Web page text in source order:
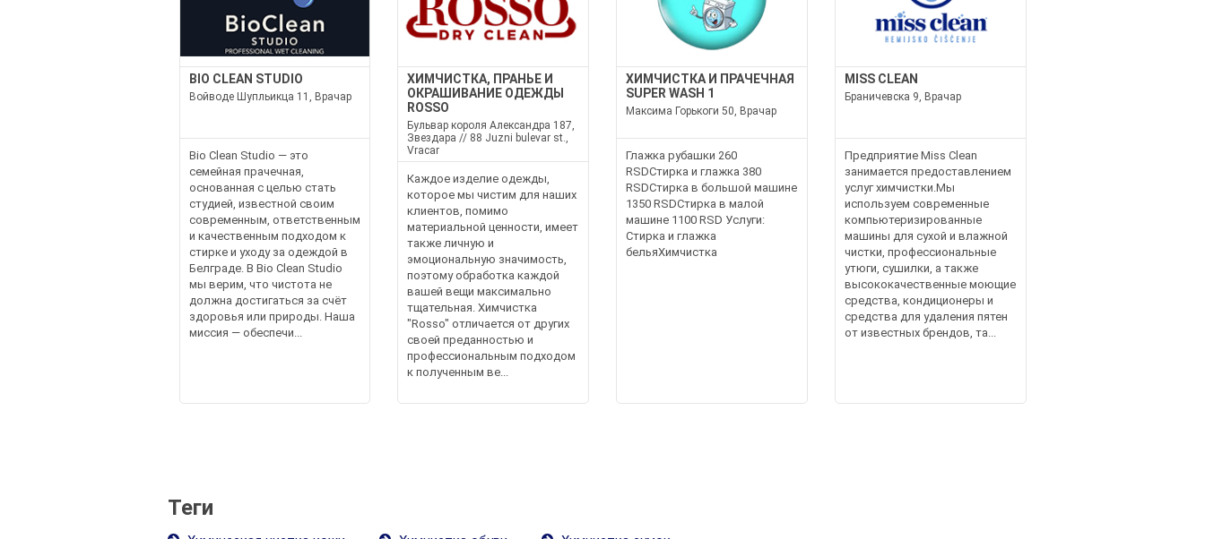
BIO CLEAN STUDIO
Войводе Шупльикца 11, Врачар
Bio Clean Studio — это
семейная прачечная,
основанная с целью стать
студией, известной своим
современным, ответственным
и качественным подходом к
стирке и уходу за одеждой в
Белграде. В Bio Clean Studio
мы верим, что чистота не
должна достигаться за счёт
здоровья или природы. Наша
миссия — обеспечи...
ХИМЧИСТКА, ПРАНЬЕ И
ОКРАШИВАНИЕ ОДЕЖДЫ
ROSSO
Бульвар короля Александра 187,
Звездара // 88 Juzni bulevar st.,
Vracar
Каждое изделие одежды,
которое мы чистим для наших
клиентов, помимо
материальной ценности, имеет
также личную и
эмоциональную значимость,
поэтому обработка каждой
вашей вещи максимально
тщательная. Химчистка
"Rosso" отличается от других
своей преданностью и
профессиональным подходом
к полученным ве...
ХИМЧИСТКА И ПРАЧЕЧНАЯ
SUPER WASH 1
Максима Горькоги 50, Врачар
Глажка рубашки 260
RSDСтирка и глажка 380
RSDСтирка в большой машине
1350 RSDСтирка в малой
машине 1100 RSD Услуги:
Стирка и глажка
бельяХимчистка
MISS CLEAN
Браничевска 9, Врачар
Предприятие Miss Clean
занимается предоставлением
услуг химчистки.Мы
используем современные
компьютеризированные
машины для сухой и влажной
чистки, профессиональные
утюги, сушилки, а также
высококачественные моющие
средства, кондиционеры и
средства для удаления пятен
от известных брендов, та...
Теги